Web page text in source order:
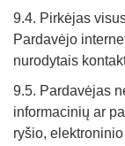
9.4. Pirkėjas
Pardavėjo
nurodytais
9.5. Pardavėjas
informacinių ar
ryšio,